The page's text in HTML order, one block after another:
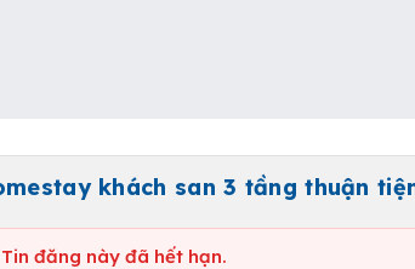
khách san 3 tầng thuận
đăng này đã hết hạn.